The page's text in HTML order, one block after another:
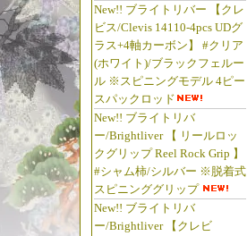
New!! ブライトリバー 【クレ
ビス/Clevis 14110-4pcs UDグ
ラス+4軸カーボン】 #クリア
(ホワイト)/ブラックフェルー
ル ※スピニングモデル 4ピー
スパックロッド
New!! ブライトリバ
ー/Brightliver 【 リールロッ
クグリップ Reel Rock Grip 】
#シャム柿/シルバー ※脱着式
スピニンググリップ
New!! ブライトリバ
ー/Brightliver 【クレビ